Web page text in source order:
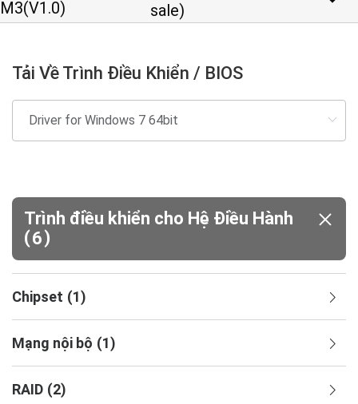
M3(V1.0)
sale)
Tải Về Trình Điều Khiển / BIOS
Trình điều khiển cho Hệ Điều Hành
(6)
Chipset (1)
Mạng nội bộ (1)
RAID (2)